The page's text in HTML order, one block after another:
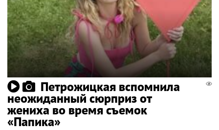
Петрожицкая вспомнила
неожиданный сюрприз от
жениха во время съемок
«Папика»